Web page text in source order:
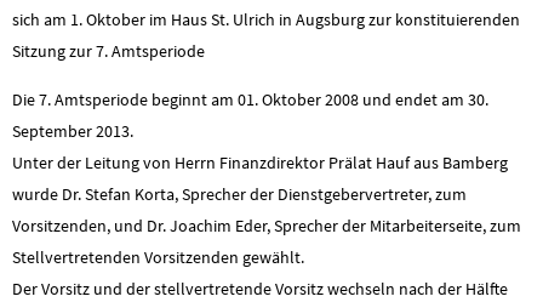
sich am 1. Oktober im Haus St. Ulrich in Augsburg zur konstituierenden
Sitzung zur 7. Amtsperiode
Die 7. Amtsperiode beginnt am 01. Oktober 2008 und endet am 30.
September 2013.
Unter der Leitung von Herrn Finanzdirektor Prälat Hauf aus Bamberg
wurde Dr. Stefan Korta, Sprecher der Dienstgebervertreter, zum
Vorsitzenden, und Dr. Joachim Eder, Sprecher der Mitarbeiterseite, zum
Stellvertretenden Vorsitzenden gewählt.
Der Vorsitz und der stellvertretende Vorsitz wechseln nach der Hälfte